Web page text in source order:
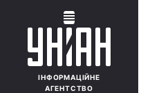
ІНФОРМАЦІЙНЕ
АГЕНТСТВО